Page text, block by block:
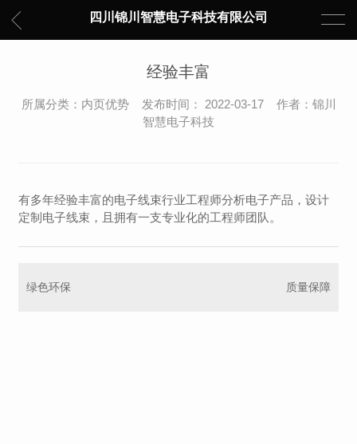
四川锦川智慧电子科技有限公司
经验丰富
所属分类：内页优势 发布时间： 2022-03-17 作者：锦川
智慧电子科技
有多年经验丰富的电子线束行业工程师分析电子产品，设计
定制电子线束，且拥有一支专业化的工程师团队。
绿色环保 质量保障